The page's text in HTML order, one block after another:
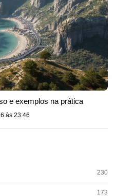
e exemplos na prática
às 23:46
230
173